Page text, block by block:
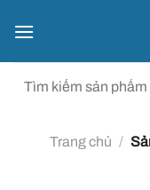
đến
Trang chủ /